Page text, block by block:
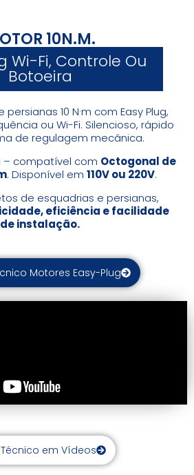
10N.M.
Wi-Fi, Controle Ou
Botoeira
10 N·m com Easy Plug,
ou Wi-Fi. Silencioso, rápido
de regulagem mecânica.
– compatível com Octogonal de
. Disponível em 110V ou 220V.
de esquadrias e persianas,
eficiência e facilidade
de instalação.
Motores Easy-Plug
em Vídeos